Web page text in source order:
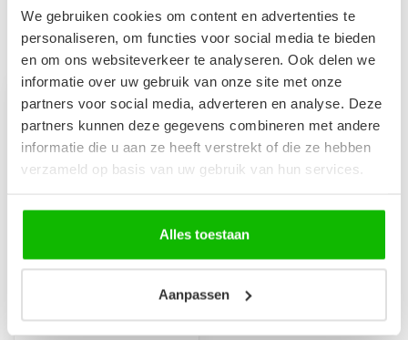
We gebruiken cookies om content en advertenties te
personaliseren, om functies voor social media te bieden
en om ons websiteverkeer te analyseren. Ook delen we
informatie over uw gebruik van onze site met onze
partners voor social media, adverteren en analyse. Deze
partners kunnen deze gegevens combineren met andere
informatie die u aan ze heeft verstrekt of die ze hebben
verzameld op basis van uw gebruik van hun services.
Alles toestaan
Aanpassen
Recent bekeken
-23%
Wastafelkast Otero 60